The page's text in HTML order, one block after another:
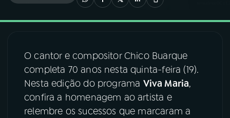
04 PROGRAMAS
05PODCASTS
O cantor e compositor Chico Buarque
completa 70 anos nesta quinta-feira (19).
Nesta edição do programa Viva Maria,
confira a homenagem ao artista e
relembre os sucessos que marcaram a